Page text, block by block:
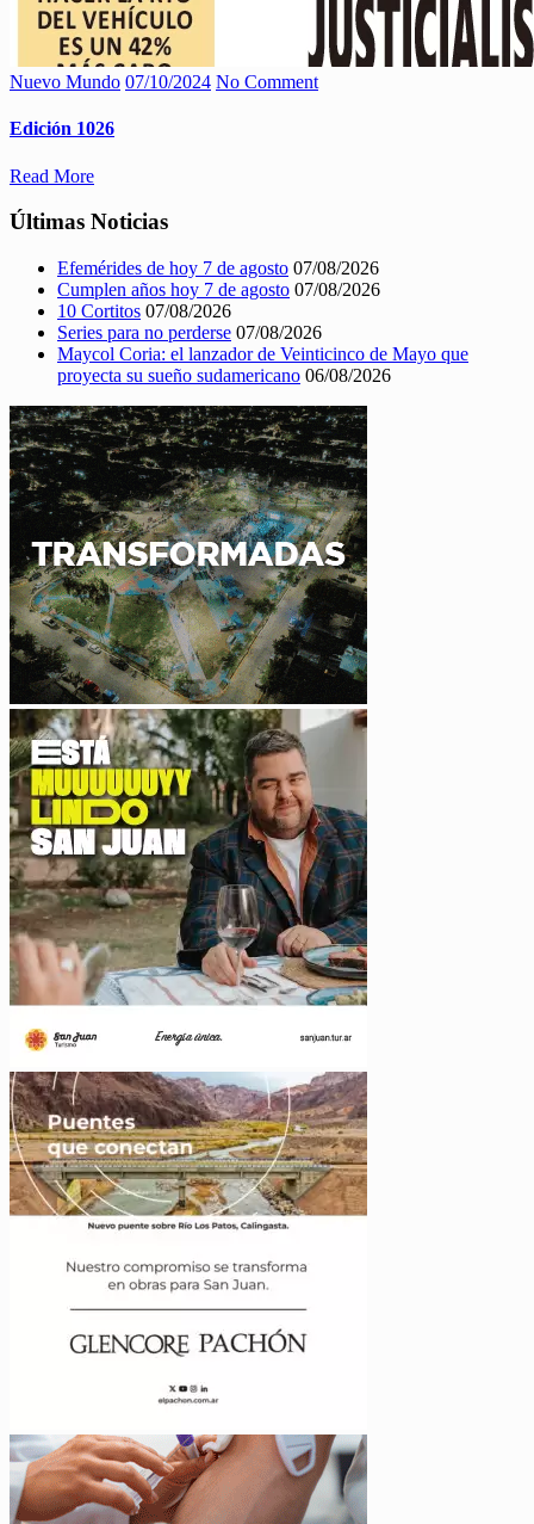
Nuevo Mundo 07/10/2024 No Comment
Edición 1026
Read More
Últimas Noticias
Efemérides de hoy 7 de agosto 07/08/2026
Cumplen años hoy 7 de agosto 07/08/2026
10 Cortitos 07/08/2026
Series para no perderse 07/08/2026
Maycol Coria: el lanzador de Veinticinco de Mayo que
proyecta su sueño sudamericano 06/08/2026